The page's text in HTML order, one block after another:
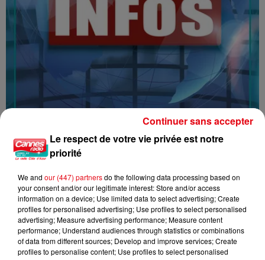
16/07/26 : LES INFORMATIONS
Le respect de votre vie privée est notre
priorité
We and our (447) partnersdo the following data processing based on
your consent and/or our legitimate interest: Store and/or access
information on a device; Use limited data to select advertising; Create
profiles for personalised advertising; Use profiles to select personalised
advertising; Measure advertising performance; Measure content
performance; Understand audiences through statistics or combinations
of data from different sources; Develop and improve services; Create
profiles to personalise content; Use profiles to select personalised
Continuer sans accepter